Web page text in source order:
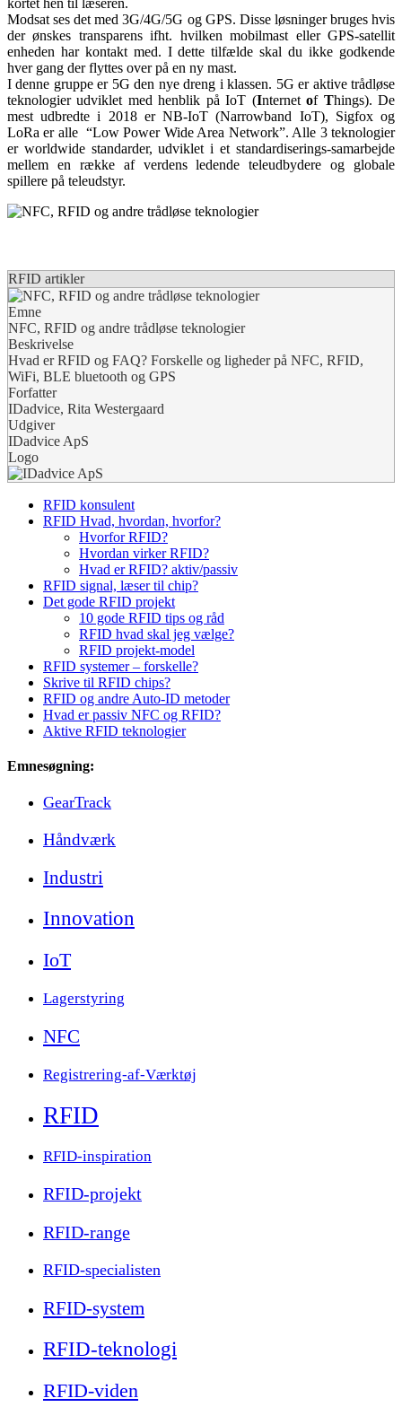
Modsat ses det med 3G/4G/5G og GPS. Disse løsninger bruges hvis
der ønskes transparens ifht. hvilken mobilmast eller GPS-satellit
enheden har kontakt med. I dette tilfælde skal du ikke godkende
hver gang der flyttes over på en ny mast.
I denne gruppe er 5G den nye dreng i klassen. 5G er aktive trådløse
teknologier udviklet med henblik på IoT (Internetof Things). De
mest udbredte i 2018 er NB-IoT (Narrowband IoT), Sigfox og
LoRa er alle “Low Power Wide Area Network”. Alle 3 teknologier
er worldwide standarder, udviklet i et standardiserings-samarbejde
mellem en række af verdens ledende teleudbydere og globale
spillere på teleudstyr.
RFID artikler
Emne
NFC, RFID og andre trådløse teknologier
Beskrivelse
Hvad er RFID og FAQ? Forskelle og ligheder på NFC, RFID,
WiFi, BLE bluetooth og GPS
Forfatter
IDadvice, Rita Westergaard
Udgiver
IDadvice ApS
Logo
RFID konsulent
RFID Hvad, hvordan, hvorfor?
Hvorfor RFID?
Hvordan virker RFID?
Hvad er RFID? aktiv/passiv
RFID signal, læser til chip?
Det gode RFID projekt
10 gode RFID tips og råd
RFID hvad skal jeg vælge?
RFID projekt-model
RFID systemer – forskelle?
Skrive til RFID chips?
RFID og andre Auto-ID metoder
Hvad er passiv NFC og RFID?
Aktive RFID teknologier
Emnesøgning:
GearTrack
Håndværk
Industri
Innovation
IoT
Lagerstyring
NFC
Registrering-af-Værktøj
RFID
RFID-inspiration
RFID-projekt
RFID-range
RFID-specialisten
RFID-system
RFID-teknologi
RFID-viden